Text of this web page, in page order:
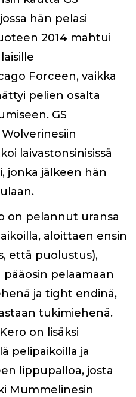
hän pelasi
2014 mahtui
Forceen, vaikka
pelien osalta
GS
laivastonsinisissä
jonka jälkeen hän
on pelannut uransa
aloittaen ensin
että puolustus),
pelaamaan
ja tight endinä,
tukimiehenä.
on lisäksi
pelipaikoilla ja
lippupalloa, josta
Mummelinesin